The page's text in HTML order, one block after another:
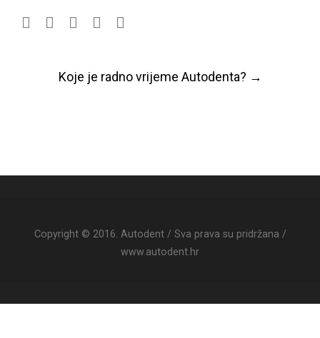
PostKoje je radno vrijeme Autodenta? →
Copyright © 2016. Autodent / Sva prava su pridržana /
www.autodent.hr